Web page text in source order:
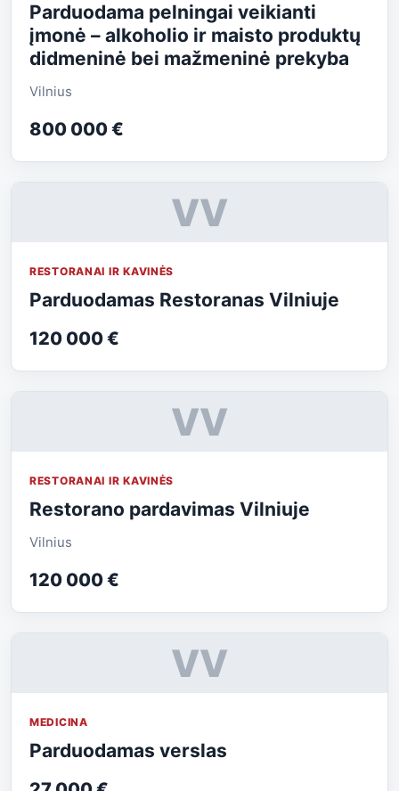
Parduodama pelningai veikianti
įmonė – alkoholio ir maisto produktų
didmeninė bei mažmeninė prekyba
Vilnius
800 000 €
VV
RESTORANAI IR KAVINĖS
Parduodamas Restoranas Vilniuje
120 000 €
VV
RESTORANAI IR KAVINĖS
Restorano pardavimas Vilniuje
Vilnius
120 000 €
VV
MEDICINA
Parduodamas verslas